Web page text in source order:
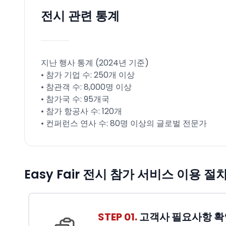
전시 관련 통계
지난 행사 통계 (2024년 기준)
• 참가 기업 수: 250개 이상
• 참관객 수: 8,000명 이상
• 참가국 수: 95개국
• 참가 항공사 수: 120개
• 컨퍼런스 연사 수: 80명 이상의 글로벌 전문가
Easy Fair 전시 참가 서비스 이용 절
STEP 01.고객사 필요사항